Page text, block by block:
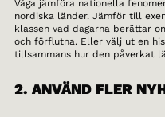
Våga jämföra nationella
nordiska länder. Jämför till
klassen vad dagarna berättar
och förflutna. Eller välj ut en
tillsammans hur den påverkat
2. ANVÄND FLER